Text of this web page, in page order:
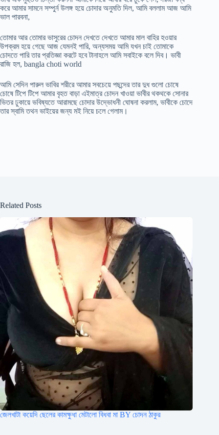
করে আমার সামনে সম্পুর্ন উলঙ্গ হয়ে চোদার অনুমতি দিল, আমি বললাম আজ আমি
ভাল পারবনা,
তোমার আর তোমার ভাসুরের চোদন দেখতে দেখতে আমার মাল বাহির হওয়ার
উপক্রম হয়ে গেছে আজ যেমনই পারি, অন্যসময় আমি যখন চাই তোমাকে
চোদতে পারি তার প্রতিজ্ঞা করটে হবে টানাহলে আমি সবাইকে বলে দিব। ভাবী
রাজি হল, bangla choti world
আমি সেদিন পারুল ভাবির শরীরে আমার সবচেয়ে পছন্দের তার দুধ গুলো চোষে
চোষে টিপে টিপে আমার বৃহত বাড়া এইমাত্র চোদন খাওয়া ভাবীর থকথকে সোনার
ভিতর ঢুকায়ে ভবিষ্যতে আরামছে চোদার উদ্ভোধনী ঘোষনা করলাম, ভাবীকে চোদে
তার স্বামি তথন ভাইয়ের জন্য মই নিয়ে চলে গেলাম।
Related Posts
জেলখাটা কয়েদি ছেলের কামক্ষুধা মেটালো বিধবা মা BY চোদন ঠাকুর